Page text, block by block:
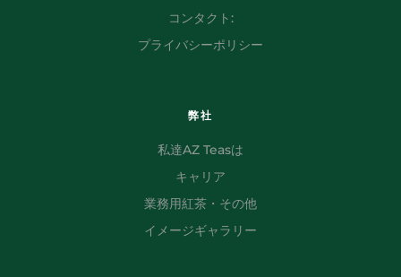
コンタクト:
プライバシーポリシー
弊社
私達AZ Teasは
キャリア
業務用紅茶・その他
イメージギャラリー